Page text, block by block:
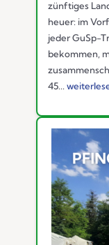
zünftiges
heuer: im
jeder GuSp-
bekommen,
45...